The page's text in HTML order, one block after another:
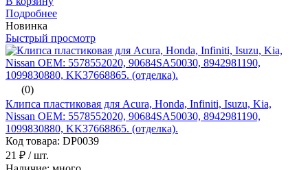
Подробнее
Новинка
Быстрый просмотр
(0)
Клипса пластиковая для Acura, Honda, Infiniti, Isuzu, Kia,
Nissan ОЕМ: 5578552020, 90684SA50030, 8942981190,
1099830880, KK37668865. (отделка).
Код товара: DP0039
21 ₽ / шт.